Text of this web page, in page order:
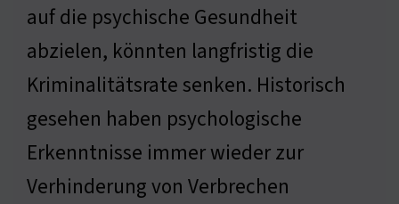
auf die psychische Gesundheit
abzielen, könnten langfristig die
Kriminalitätsrate senken. Historisch
gesehen haben psychologische
Erkenntnisse immer wieder zur
Verhinderung von Verbrechen